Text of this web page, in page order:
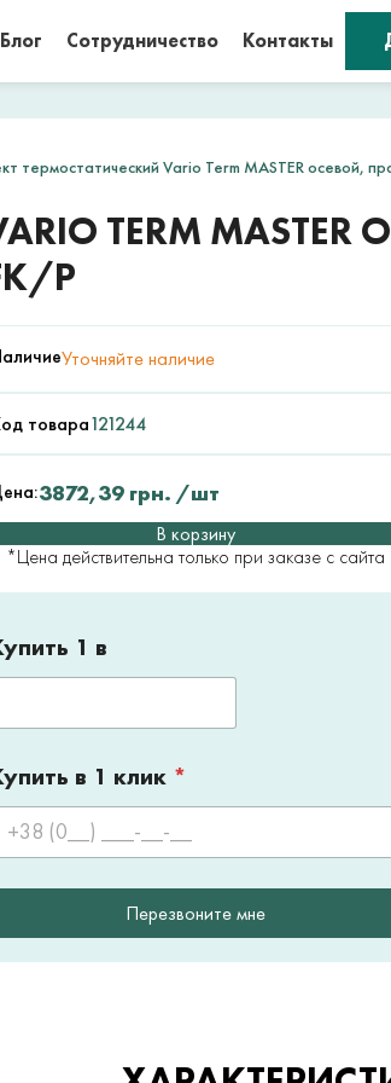
Блог Сотрудничество Контакты
термостатический Vario Term MASTER осевой,
TERM
P
Уточняйте наличие
товара121244
3872,39 грн. /шт
В корзину
*Цена действительна только при заказе с сайта
1 в
в 1 клик *
Перезвоните мне